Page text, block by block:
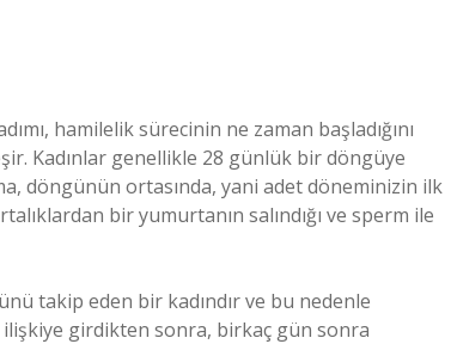
hamilelik sürecinin ne zaman başladığını
Kadınlar genellikle 28 günlük bir döngüye
döngünün ortasında, yani adet döneminizin ilk
bir yumurtanın salındığı ve sperm ile
takip eden bir kadındır ve bu nedenle
girdikten sonra, birkaç gün sonra